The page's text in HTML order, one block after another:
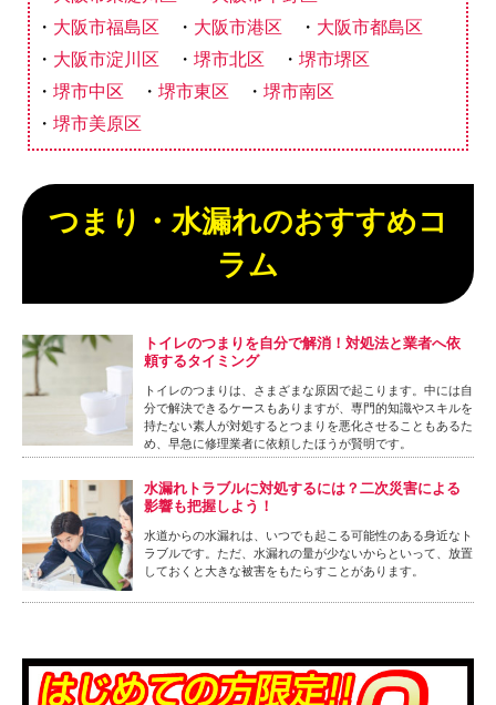
大阪市福島区
大阪市港区
大阪市都島区
大阪市淀川区
堺市北区
堺市堺区
堺市中区
堺市東区
堺市南区
堺市美原区
つまり・水漏れのおすすめコ
ラム
トイレのつまりを自分で解消！対処法と業者へ依
頼するタイミング
トイレのつまりは、さまざまな原因で起こります。中には自
分で解決できるケースもありますが、専門的知識やスキルを
持たない素人が対処するとつまりを悪化させることもあるた
め、早急に修理業者に依頼したほうが賢明です。
水漏れトラブルに対処するには？二次災害による
影響も把握しよう！
水道からの水漏れは、いつでも起こる可能性のある身近なト
ラブルです。ただ、水漏れの量が少ないからといって、放置
しておくと大きな被害をもたらすことがあります。